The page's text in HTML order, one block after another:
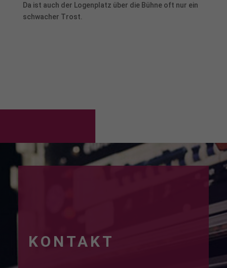
Da ist auch der Logenplatz über die Bühne oft nur ein
schwacher Trost.
MIETANFR
AGE
KONTAKT